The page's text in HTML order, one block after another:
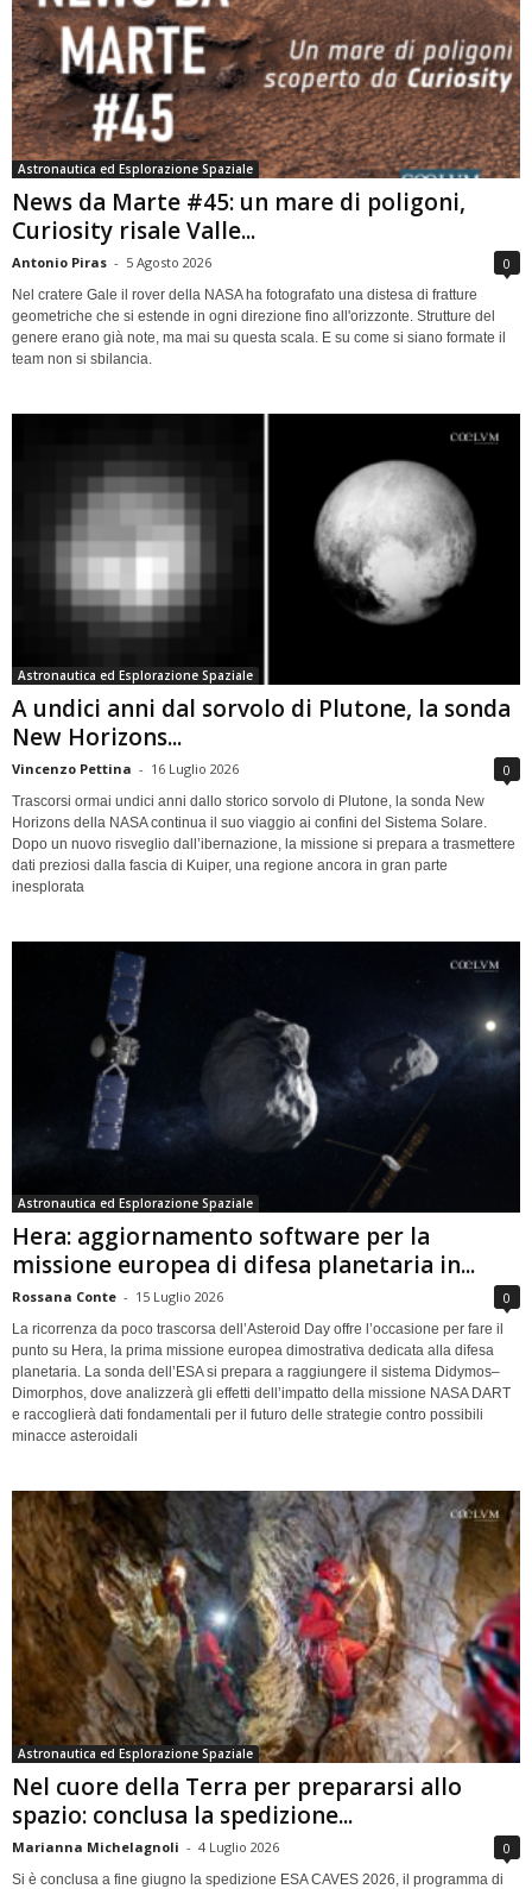
Astronautica ed Esplorazione Spaziale
News da Marte #45: un mare di poligoni,
Curiosity risale Valle...
Antonio Piras - 5 Agosto 2026 0
Nel cratere Gale il rover della NASA ha fotografato una distesa di fratture
geometriche che si estende in ogni direzione fino all'orizzonte. Strutture del
genere erano già note, ma mai su questa scala. E su come si siano formate il
team non si sbilancia.
Astronautica ed Esplorazione Spaziale
A undici anni dal sorvolo di Plutone, la sonda
New Horizons...
Vincenzo Pettina - 16 Luglio 2026 0
Trascorsi ormai undici anni dallo storico sorvolo di Plutone, la sonda New
Horizons della NASA continua il suo viaggio ai confini del Sistema Solare.
Dopo un nuovo risveglio dall’ibernazione, la missione si prepara a trasmettere
dati preziosi dalla fascia di Kuiper, una regione ancora in gran parte
inesplorata
Astronautica ed Esplorazione Spaziale
Hera: aggiornamento software per la
missione europea di difesa planetaria in...
Rossana Conte - 15 Luglio 2026 0
La ricorrenza da poco trascorsa dell’Asteroid Day offre l’occasione per fare il
punto su Hera, la prima missione europea dimostrativa dedicata alla difesa
planetaria. La sonda dell’ESA si prepara a raggiungere il sistema Didymos–
Dimorphos, dove analizzerà gli effetti dell’impatto della missione NASA DART
e raccoglierà dati fondamentali per il futuro delle strategie contro possibili
minacce asteroidali
Astronautica ed Esplorazione Spaziale
Nel cuore della Terra per prepararsi allo
spazio: conclusa la spedizione...
Marianna Michelagnoli - 4 Luglio 2026 0
Si è conclusa a fine giugno la spedizione ESA CAVES 2026, il programma di